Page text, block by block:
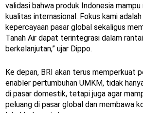
validasi bahwa produk Indonesia
kualitas internasional. Fokus kami
kepercayaan pasar global sekaligus
Tanah Air dapat terintegrasi dalam
berkelanjutan,” ujar Dippo.
Ke depan, BRI akan terus memperkuat
enabler pertumbuhan UMKM, tidak
di pasar domestik, tetapi juga agar
peluang di pasar global dan membawa